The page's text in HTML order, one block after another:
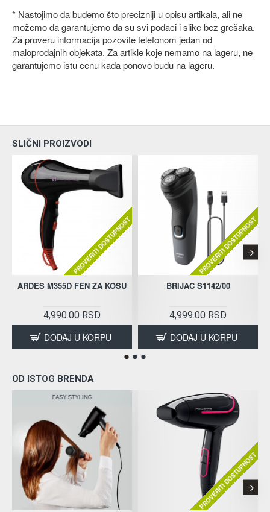
* Nastojimo da budemo što precizniji u opisu artikala, ali ne
možemo da garantujemo da su svi podaci i slike bez grešaka.
Za proveru informacija pozovite telefonom jedan od
maloprodajnih objekata. Za artikle koje nemamo na lageru, ne
garantujemo istu cenu kada ponovo budu na lageru.
SLIČNI PROIZVODI
PROVERITI DOSTUPNOST
ARDES M355D FEN ZA KOSU
4,990.00 RSD
DODAJ U KORPU
PROVERITI DOSTUPNOST
BRIJAC S1142/00
4,999.00 RSD
DODAJ U KORPU
OD ISTOG BRENDA
PROVERITI DOSTUPNOST